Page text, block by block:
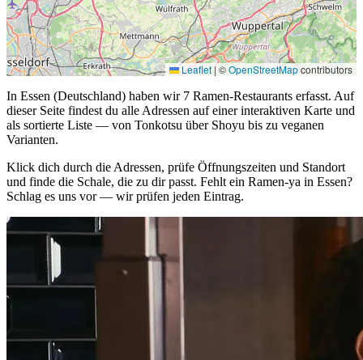
Leaflet | ©OpenStreetMapcontributors
In Essen (Deutschland) haben wir 7 Ramen-Restaurants erfasst. Auf
dieser Seite findest du alle Adressen auf einer interaktiven Karte und
als sortierte Liste — von Tonkotsu über Shoyu bis zu veganen
Varianten.
Klick dich durch die Adressen, prüfe Öffnungszeiten und Standort
und finde die Schale, die zu dir passt. Fehlt ein Ramen-ya in Essen?
Schlag es uns vor — wir prüfen jeden Eintrag.